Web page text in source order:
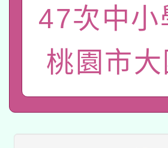
薪期間赴陸
轉知經濟部
業技術研究
用水績優單
動」
115年8月
桃園市孔廟
開 智慧啟航
2026年桃園
本校115學
招甄選結果
適應運動共
47次中
桃園市